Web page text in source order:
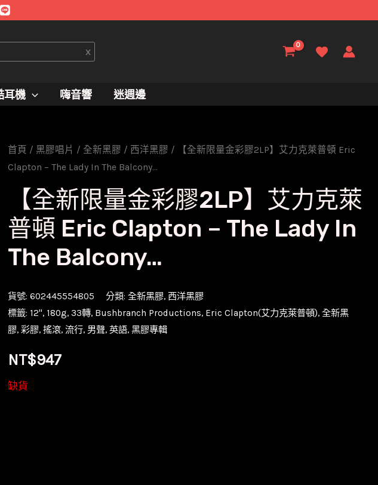
x
耳機 嗨音響 迷週邊
首頁 / 黑膠唱片 / 全新黑膠 / 西洋黑膠 / 【全新限量金彩膠2LP】艾力克萊普頓 Eric
Clapton – The Lady In The Balcony…
【全新限量金彩膠2LP】艾力克萊
普頓 Eric Clapton – The Lady In
The Balcony…
貨號:602445554805 分類:全新黑膠,西洋黑膠
標籤: 12'', 180g,33轉, Bushbranch Productions, Eric Clapton(艾力克萊普頓),全新黑
膠,彩膠,搖滾,流行, 男聲,英語,黑膠專輯
NT$947
缺貨